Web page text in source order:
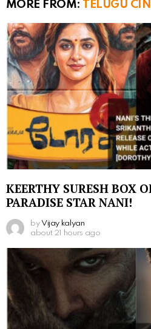
MORE FROM: TELUGU
KEERTHY SURESH BOX
PARADISE STAR NANI!
by Vijay kalyan
about 21 hours ago